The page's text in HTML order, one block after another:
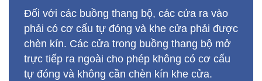
Đối với các buồng thang bộ, các cửa ra vào
phải có cơ cấu tự đóng và khe cửa phải được
chèn kín. Các cửa trong buồng thang bộ mở
trực tiếp ra ngoài cho phép không có cơ cấu
tự đóng và không cần chèn kín khe cửa.